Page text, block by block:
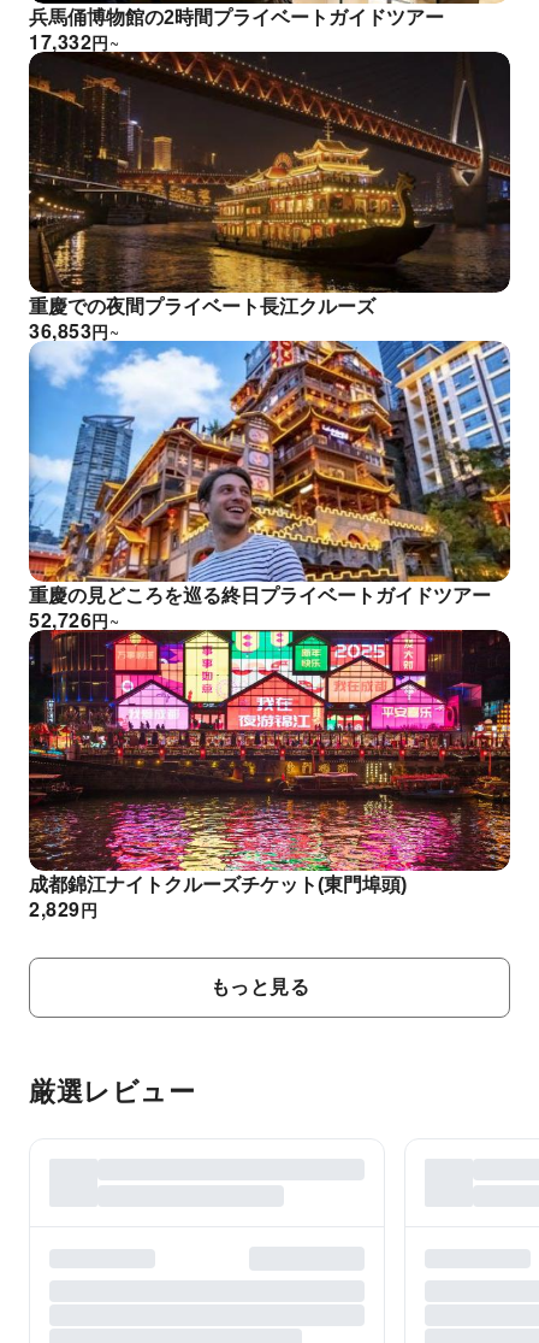
兵馬俑博物館の2時間プライベートガイドツアー
円
17,332 ~
重慶での夜間プライベート長江クルーズ
円
36,853 ~
重慶の見どころを巡る終日プライベートガイドツアー
円
52,726 ~
成都錦江ナイトクルーズチケット(東門埠頭)
円
2,829
もっと見る
厳選レビュー